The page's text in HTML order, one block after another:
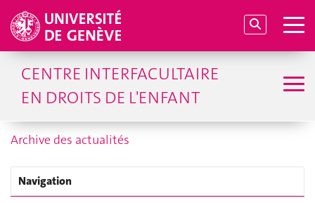
CENTRE INTERFACULTAIRE
EN DROITS DE L'ENFANT
Archive des actualités
Navigation